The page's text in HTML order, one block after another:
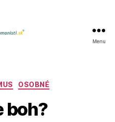
Menu
Kategórie
OSOBNÉ
boh?